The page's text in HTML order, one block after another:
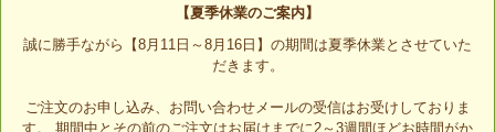
【夏季休業のご案内】
誠に勝手ながら【8月11日～8月16日】の期間は夏季休業とさせていた
だきます。
ご注文のお申し込み、お問い合わせメールの受信はお受けしておりま
す。 期間中とその前のご注文はお届けまでに2～3週間ほどお時間がか